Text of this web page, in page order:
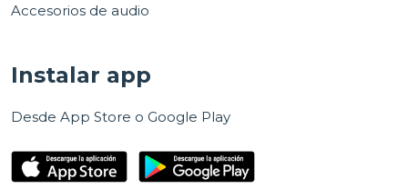
Accesorios de audio
Instalar app
Desde App Store o Google Play